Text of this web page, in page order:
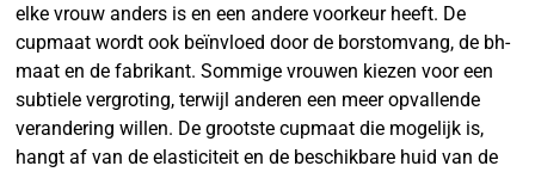
elke vrouw anders is en een andere voorkeur heeft. De
cupmaat wordt ook beïnvloed door de borstomvang, de bh-
maat en de fabrikant. Sommige vrouwen kiezen voor een
subtiele vergroting, terwijl anderen een meer opvallende
verandering willen. De grootste cupmaat die mogelijk is,
hangt af van de elasticiteit en de beschikbare huid van de